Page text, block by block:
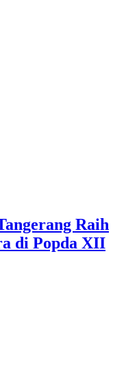
Raih
di Popda XII